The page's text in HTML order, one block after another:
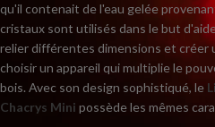
qu'il contenait de l'eau gelée
cristaux sont utilisés dans le but
relier différentes dimensions et créer
choisir un appareil qui multiplie le
bois. Avec son design sophistiqué, le
Chacrys Mini possède les mêmes